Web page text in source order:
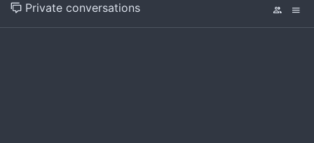
Private conversations